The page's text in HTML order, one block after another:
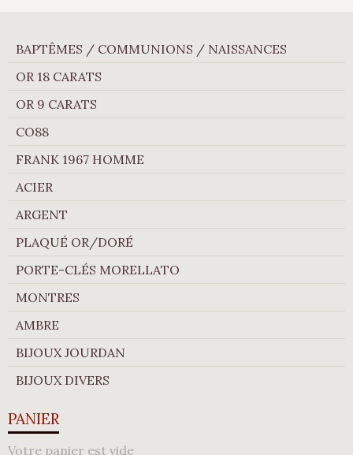
BAPTÊMES / COMMUNIONS / NAISSANCES
OR 18 CARATS
OR 9 CARATS
CO88
FRANK 1967 HOMME
ACIER
ARGENT
PLAQUÉ OR/DORÉ
PORTE-CLÉS MORELLATO
MONTRES
AMBRE
BIJOUX JOURDAN
BIJOUX DIVERS
PANIER
Votre panier est vide